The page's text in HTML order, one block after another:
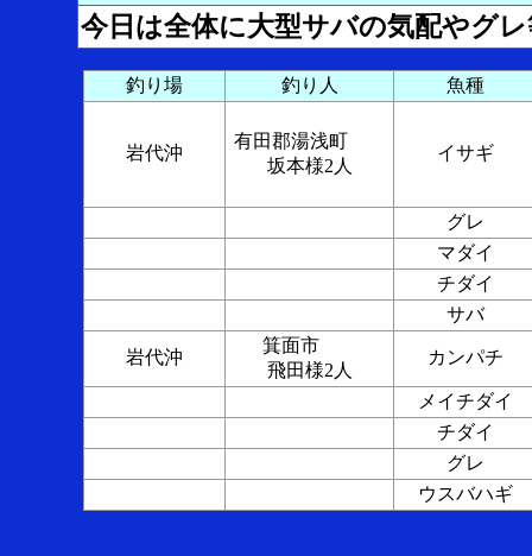
今日は全体に大型サバの気配やグ
釣り場 釣り人 魚種
岩代沖
有田郡湯浅町
坂本様2人
イサギ
グレ
マダイ
チダイ
サバ
岩代沖
箕面市
飛田様2人
カンパチ
メイチダイ
チダイ
グレ
ウスバハギ